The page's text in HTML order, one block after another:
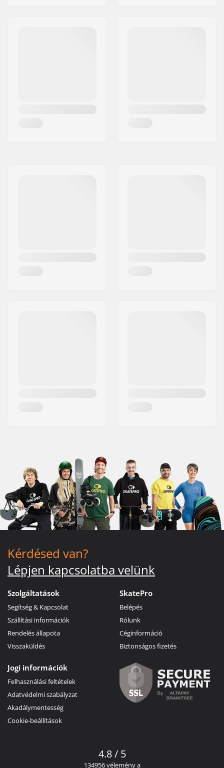
Kérdésed van?
Lépjen kapcsolatba velünk
Szolgáltatások
Segítség & Kapcsolat
Szállítási információk
Rendelés állapota
Visszaküldés
SkatePro
Belépés
Rólunk
Céginformáció
Biztonságos fizetés
Jogi információk
Felhasználási feltételek
Adatvédelmi szabályzat
Akadálymentesség
Cookie-beállítások
4.8 / 5
134956 vélemény a